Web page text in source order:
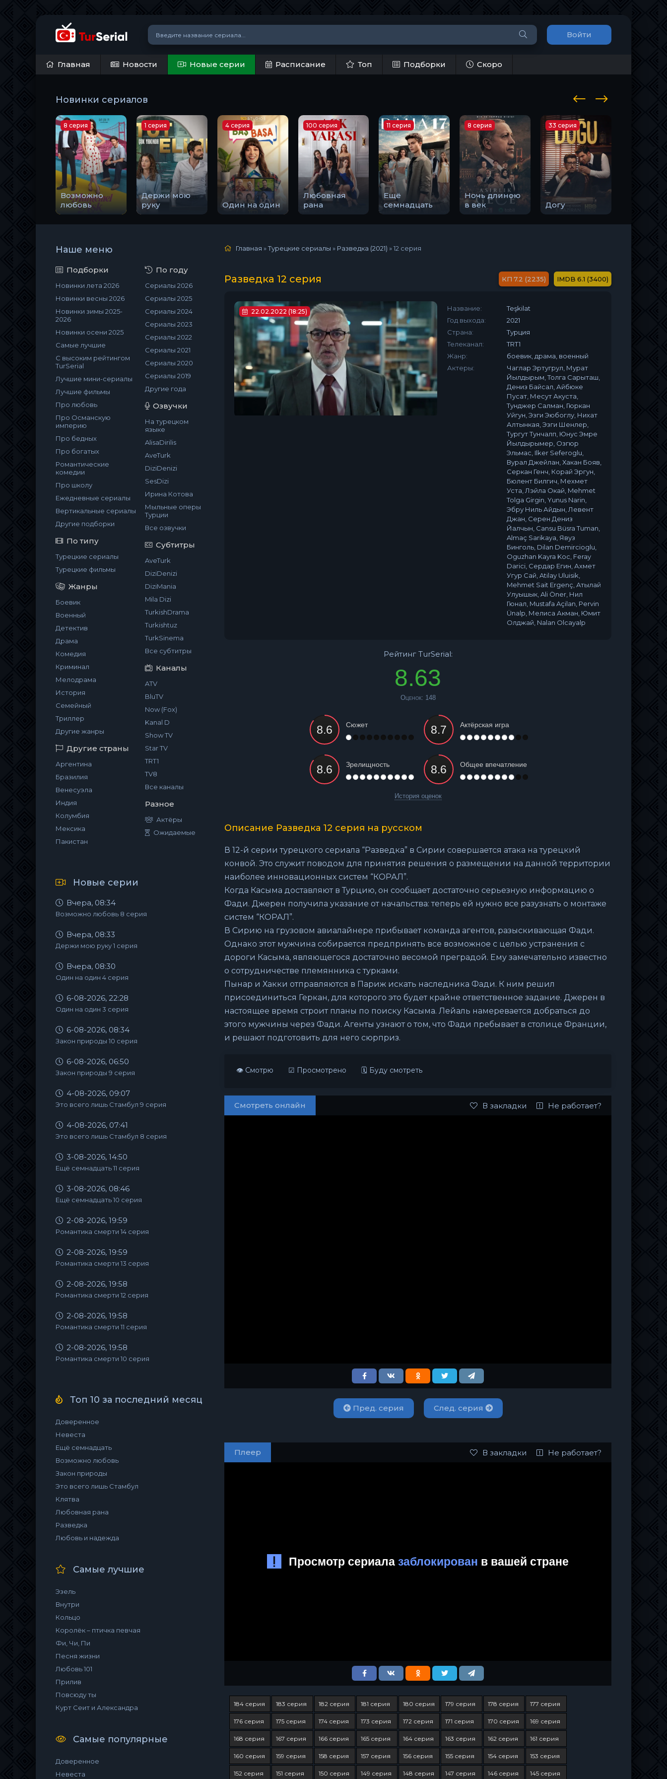
Войти
Главная Новости Новые серии Расписание Топ Подборки Скоро
Новинки сериалов
Возможно
любовь
8 серия
Держи мою
руку
1 серия
Один на один
4 серия
Любовная
рана
100 серия
Ещё
семнадцать
11 серия
Ночь длиною
в век
8 серия
Догу
33 серия
Наше меню
Подборки
Новинки лета 2026
Новинки весны 2026
Новинки зимы 2025-
2026
Новинки осени 2025
Самые лучшие
С высоким рейтингом
TurSerial
Лучшие мини-сериалы
Лучшие фильмы
Про любовь
Про Османскую
империю
Про бедных
Про богатых
Романтические
комедии
Про школу
Ежедневные сериалы
Вертикальные сериалы
Другие подборки
По типу
Турецкие сериалы
Турецкие фильмы
Жанры
Боевик
Военный
Детектив
Драма
Комедия
Криминал
Мелодрама
История
Семейный
Триллер
Другие жанры
Другие страны
Аргентина
Бразилия
Венесуэла
Индия
Колумбия
Мексика
Пакистан
По году
Сериалы 2026
Сериалы 2025
Сериалы 2024
Сериалы 2023
Сериалы 2022
Сериалы 2021
Сериалы 2020
Сериалы 2019
Другие года
Озвучки
На турецком
языке
AlisaDirilis
AveTurk
DiziDenizi
SesDizi
Ирина Котова
Мыльные оперы
Турции
Все озвучки
Субтитры
AveTurk
DiziDenizi
DiziMania
Mila Dizi
TurkishDrama
Turkishtuz
TurkSinema
Все субтитры
Каналы
ATV
BluTV
Now (Fox)
Kanal D
Show TV
Star TV
TRT1
TV8
Все каналы
Разное
Актёры
Ожидаемые
Новые серии
Вчера, 08:34
Возможно любовь 8 серия
Вчера, 08:33
Держи мою руку 1 серия
Вчера, 08:30
Один на один 4 серия
6-08-2026, 22:28
Один на один 3 серия
6-08-2026, 08:34
Закон природы 10 серия
6-08-2026, 06:50
Закон природы 9 серия
4-08-2026, 09:07
Это всего лишь Стамбул 9 серия
4-08-2026, 07:41
Это всего лишь Стамбул 8 серия
3-08-2026, 14:50
Ещё семнадцать 11 серия
3-08-2026, 08:46
Ещё семнадцать 10 серия
2-08-2026, 19:59
Романтика смерти 14 серия
2-08-2026, 19:59
Романтика смерти 13 серия
2-08-2026, 19:58
Романтика смерти 12 серия
2-08-2026, 19:58
Романтика смерти 11 серия
2-08-2026, 19:58
Романтика смерти 10 серия
Топ 10 за последний месяц
Доверенное
Невеста
Ещё семнадцать
Возможно любовь
Закон природы
Это всего лишь Стамбул
Клятва
Любовная рана
Разведка
Любовь и надежда
Самые лучшие
Эзель
Внутри
Кольцо
Королёк – птичка певчая
Фи, Чи, Пи
Песня жизни
Любовь 101
Прилив
Повсюду ты
Курт Сеит и Александра
Самые популярные
Доверенное
Невеста
Главная »Турецкие сериалы » Разведка (2021) »12 серия
Разведка 12 серия 7.2 (2235) 6.1 (3400)
22.02.2022 (18:25) Название:
Teşkilat
Год выхода:
2021
Страна:
Турция
Телеканал:
TRT1
Жанр:
боевик, драма, военный
Актеры:
Чаглар Эртугрул, Мурат
Йылдырым, Толга Сарыташ,
Дениз Байсал, Айбюке
Пусат, Месут Акуста,
Тунджер Салман, Гюркан
Уйгун, Эзги Эюбоглу, Нихат
Алтынкая, Эзги Шенлер,
Тургут Тунчалп, Юнус Эмре
Йылдырымер, Озгюр
Эльмас, Ilker Seferoglu,
Вурал Джейлан, Хакан Бояв,
Серкан Генч, Корай Эргун,
Бюлент Билгич, Мехмет
Уста, Лэйла Окай, Mehmet
Tolga Girgin, Yunus Narin,
Эбру Ниль Айдын, Левент
Джан, Серен Дениз
Йалчын, Cansu Büsra Tuman,
Almaç Sarikaya, Явуз
Бинголь, Dilan Demircioglu,
Oguzhan Kayra Koc, Feray
Darici, Сердар Егин, Ахмет
Угур Сай, Atilay Uluisik,
Mehmet Sait Ergenç, Атылай
Улуышык, Ali Öner, Нил
Гюнал, Mustafa Açilan, Pervin
Ünalp, Мелиса Акман, Юмит
Олджай, Nalan Olcayalp
Рейтинг TurSerial:
8.63
Оценок: 148
Сюжет Актёрская игра
Зрелищность Общее впечатление
История оценок
Описание Разведка 12 серия на русском
В 12-й серии турецкого сериала “Разведка” в Сирии совершается атака на турецкий
конвой. Это служит поводом для принятия решения о размещении на данной территории
наиболее инновационных систем “КОРАЛ”.
Когда Касыма доставляют в Турцию, он сообщает достаточно серьезную информацию о
Фади. Джерен получила указание от начальства: теперь ей нужно все разузнать о монтаже
систем “КОРАЛ”.
В Сирию на грузовом авиалайнере прибывает команда агентов, разыскивающая Фади.
Однако этот мужчина собирается предпринять все возможное с целью устранения с
дороги Касыма, являющегося достаточно весомой преградой. Ему замечательно известно
о сотрудничестве племянника с турками.
Пынар и Хакки отправляются в Париж искать наследника Фади. К ним решил
присоединиться Геркан, для которого это будет крайне ответственное задание. Джерен в
настоящее время строит планы по поиску Касыма. Лейаль намеревается добраться до
этого мужчины через Фади. Агенты узнают о том, что Фади пребывает в столице Франции,
и решают подготовить для него сюрприз.
👁 Смотрю ☑ Просмотрено 🗓 Буду смотреть
Смотреть онлайн В закладки Не работает?
Пред. серия След. серия
Плеер В закладки Не работает?
184 серия 183 серия 182 серия 181 серия 180 серия 179 серия 178 серия 177 серия
176 серия 175 серия 174 серия 173 серия 172 серия 171 серия 170 серия 169 серия
168 серия 167 серия 166 серия 165 серия 164 серия 163 серия 162 серия 161 серия
160 серия 159 серия 158 серия 157 серия 156 серия 155 серия 154 серия 153 серия
152 серия 151 серия 150 серия 149 серия 148 серия 147 серия 146 серия 145 серия